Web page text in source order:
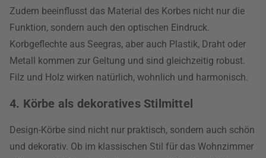
Zudem beeinflusst das Material des Korbes nicht nur die
Funktion, sondern auch den optischen Eindruck.
Korbgeflechte aus Seegras, aber auch Plastik, Draht oder
Metall kommen zur Geltung und sind gleichzeitig robust.
Filz und Holz wirken natürlich, wohnlich und harmonisch.
4. Körbe als dekoratives Stilmittel
Design-Körbe sind nicht nur praktisch, sondern auch schön
und dekorativ. Ob im klassischen Stil für das Wohnzimmer